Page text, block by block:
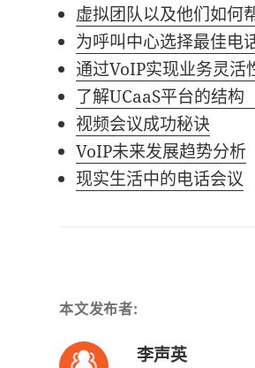
虚拟团队以及他们如何
为呼叫中心选择最佳电
通过VoIP实现业务灵活
了解UCaaS平台的结构
视频会议成功秘诀
VoIP未来发展趋势分析
现实生活中的电话会议
本文发布者:
李声英